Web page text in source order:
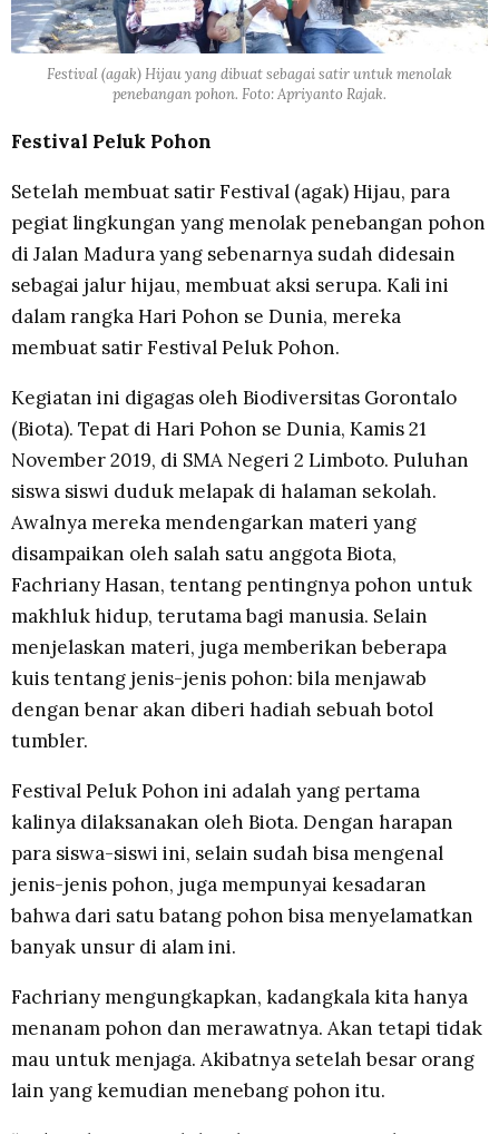
Festival (agak) Hijau yang dibuat sebagai satir untuk menolak
penebangan pohon. Foto: Apriyanto Rajak.
Festival Peluk Pohon
Setelah membuat satir Festival (agak) Hijau, para
pegiat lingkungan yang menolak penebangan pohon
di Jalan Madura yang sebenarnya sudah didesain
sebagai jalur hijau, membuat aksi serupa. Kali ini
dalam rangka Hari Pohon se Dunia, mereka
membuat satir Festival Peluk Pohon.
Kegiatan ini digagas oleh Biodiversitas Gorontalo
(Biota). Tepat di Hari Pohon se Dunia, Kamis 21
November 2019, di SMA Negeri 2 Limboto. Puluhan
siswa siswi duduk melapak di halaman sekolah.
Awalnya mereka mendengarkan materi yang
disampaikan oleh salah satu anggota Biota,
Fachriany Hasan, tentang pentingnya pohon untuk
makhluk hidup, terutama bagi manusia. Selain
menjelaskan materi, juga memberikan beberapa
kuis tentang jenis-jenis pohon: bila menjawab
dengan benar akan diberi hadiah sebuah botol
tumbler.
Festival Peluk Pohon ini adalah yang pertama
kalinya dilaksanakan oleh Biota. Dengan harapan
para siswa-siswi ini, selain sudah bisa mengenal
jenis-jenis pohon, juga mempunyai kesadaran
bahwa dari satu batang pohon bisa menyelamatkan
banyak unsur di alam ini.
Fachriany mengungkapkan, kadangkala kita hanya
menanam pohon dan merawatnya. Akan tetapi tidak
mau untuk menjaga. Akibatnya setelah besar orang
lain yang kemudian menebang pohon itu.